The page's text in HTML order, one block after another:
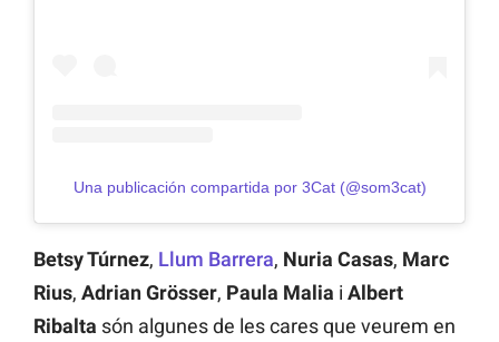
Una publicación compartida por 3Cat (@som3cat)
Betsy Túrnez, Llum Barrera, Nuria Casas, Marc
Rius, Adrian Grösser, Paula Malia i Albert
Ribalta són algunes de les cares que veurem en